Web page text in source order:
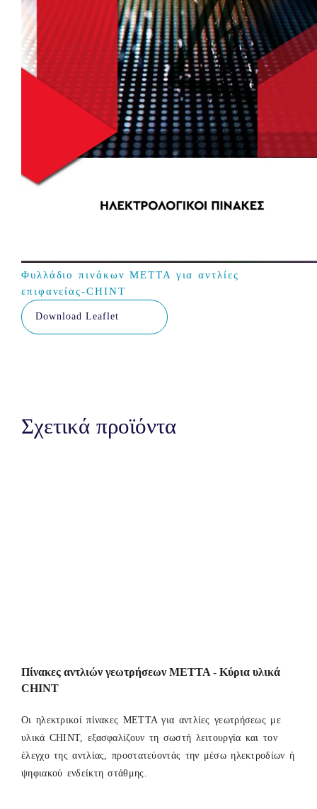
Φυλλάδιο πινάκων ΜΕΤΤΑ για αντλίες
επιφανείας-CHINT
Download Leaflet
Σχετικά προϊόντα
Πίνακες αντλιών γεωτρήσεων METTA - Κύρια υλικά
CHINT
Οι ηλεκτρικοί πίνακες ΜΕΤΤΑ για αντλίες γεωτρήσεως με
υλικά CHINT, εξασφαλίζουν τη σωστή λειτουργία και τον
έλεγχο της αντλίας, προστατεύοντάς την μέσω ηλεκτροδίων ή
ψηφιακού ενδείκτη στάθμης.